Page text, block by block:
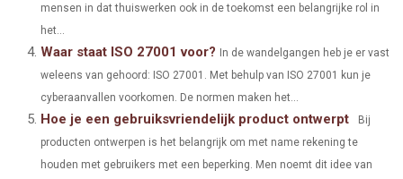
R
)
T
mensen in dat thuiswerken ook in de toekomst een belangrijke rol in
het...
Waar staat ISO 27001 voor? In de wandelgangen heb je er vast
weleens van gehoord: ISO 27001. Met behulp van ISO 27001 kun je
cyberaanvallen voorkomen. De normen maken het...
Hoe je een gebruiksvriendelijk product ontwerpt
Bij
producten ontwerpen is het belangrijk om met name rekening te
houden met gebruikers met een beperking. Men noemt dit idee van